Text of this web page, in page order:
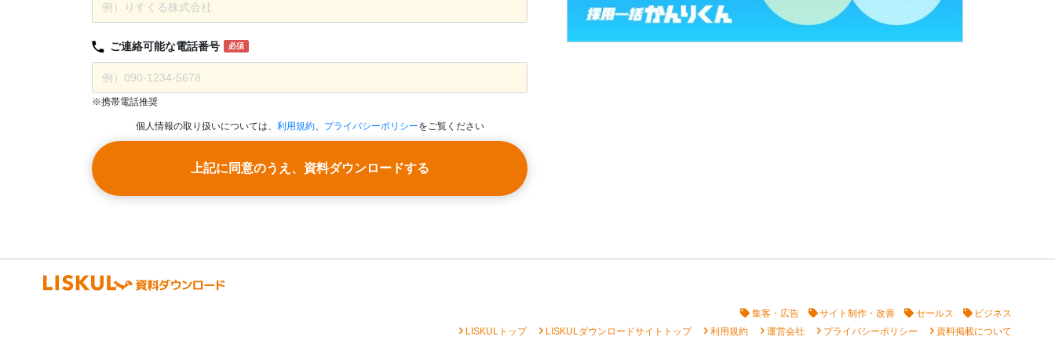
ご連絡可能な電話番号 必須
※携帯電話推奨
個人情報の取り扱いについては、 利用規約、 プライバシーポリシーをご覧ください
上記に同意のうえ、資料ダウンロードする
集客・広告 サイト制作・改善 セールス ビジネス
chevron_rightLISKULトップ chevron_rightLISKULダウンロードサイトトップ chevron_right利用規約 chevron_right運営会社 chevron_rightプライバシーポリシー chevron_right資料掲載について